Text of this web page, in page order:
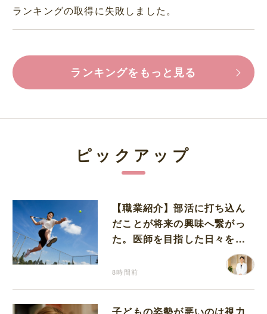
ランキングの取得に失敗しました。
ランキングをもっと見る
ピックアップ
【職業紹介】部活に打ち込ん
だことが将来の興味へ繋がっ
た。医師を目指した日々を振
8時間前